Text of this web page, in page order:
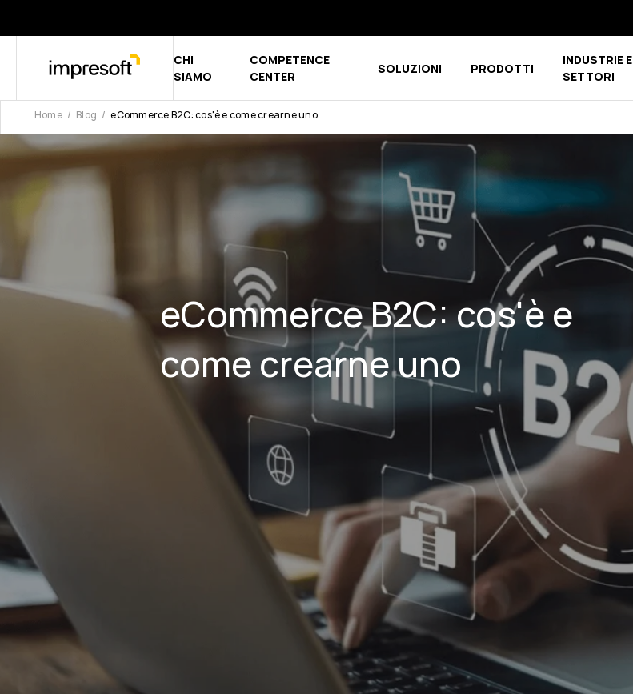
CHI
SIAMO
Show submenu for CHI SIAMO
COMPETENCE
CENTER
Show submenu for COMPETENCE CENTER
SOLUZIONI PRODOTTI
INDUSTRIE E
SETTORI
Home Blog eCommerce B2C: cos'è e come crearne uno
eCommerce B2C: cos'è e
come crearne uno